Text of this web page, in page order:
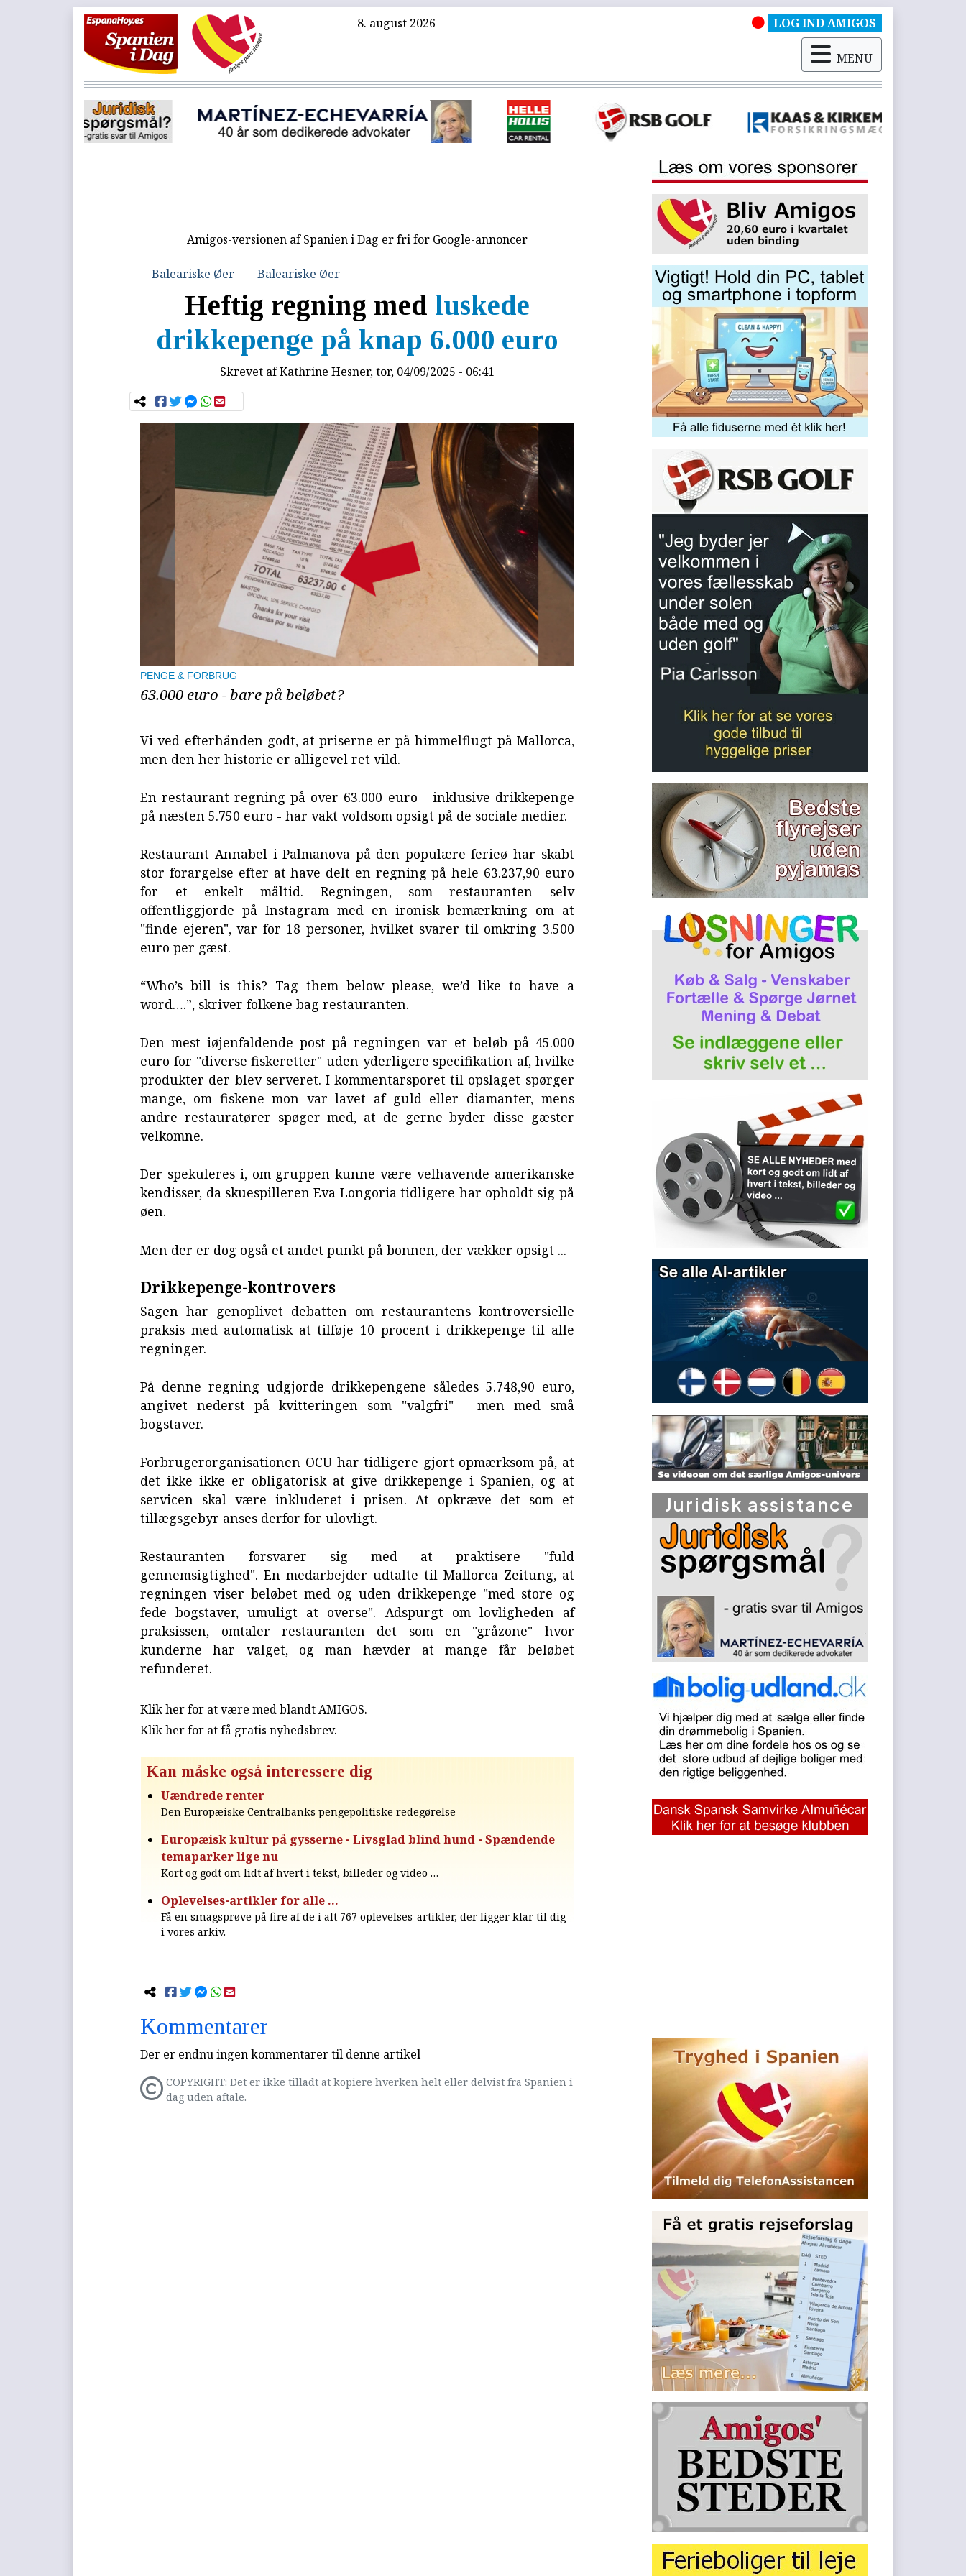
8. august 2026 LOG IND AMIGOS
MENU
Amigos-versionen af Spanien i Dag er fri for Google-annoncer
Baleariske Øer Baleariske Øer
Heftig regning med luskede
drikkepenge på knap 6.000 euro
Skrevet afKathrine Hesner, tor, 04/09/2025 - 06:41
PENGE & FORBRUG
63.000 euro - bare på beløbet?
Vi ved efterhånden godt, at priserne er på himmelflugt på Mallorca,
men den her historie er alligevel ret vild.
En restaurant-regning på over 63.000 euro - inklusive drikkepenge
på næsten 5.750 euro - har vakt voldsom opsigt på de sociale medier.
Restaurant Annabel i Palmanova på den populære ferieø har skabt
stor forargelse efter at have delt en regning på hele 63.237,90 euro
for et enkelt måltid. Regningen, som restauranten selv
offentliggjorde på Instagram med en ironisk bemærkning om at
"finde ejeren", var for 18 personer, hvilket svarer til omkring 3.500
euro per gæst.
“Who’s bill is this? Tag them below please, we’d like to have a
word….”, skriver folkene bag restauranten.
Den mest iøjenfaldende post på regningen var et beløb på 45.000
euro for "diverse fiskeretter" uden yderligere specifikation af, hvilke
produkter der blev serveret. I kommentarsporet til opslaget spørger
mange, om fiskene mon var lavet af guld eller diamanter, mens
andre restauratører spøger med, at de gerne byder disse gæster
velkomne.
Der spekuleres i, om gruppen kunne være velhavende amerikanske
kendisser, da skuespilleren Eva Longoria tidligere har opholdt sig på
øen.
Men der er dog også et andet punkt på bonnen, der vækker opsigt ...
Drikkepenge-kontrovers
Sagen har genoplivet debatten om restaurantens kontroversielle
praksis med automatisk at tilføje 10 procent i drikkepenge til alle
regninger.
På denne regning udgjorde drikkepengene således 5.748,90 euro,
angivet nederst på kvitteringen som "valgfri" - men med små
bogstaver.
Forbrugerorganisationen OCU har tidligere gjort opmærksom på, at
det ikke ikke er obligatorisk at give drikkepenge i Spanien, og at
servicen skal være inkluderet i prisen. At opkræve det som et
tillægsgebyr anses derfor for ulovligt.
Restauranten forsvarer sig med at praktisere "fuld
gennemsigtighed". En medarbejder udtalte til Mallorca Zeitung, at
regningen viser beløbet med og uden drikkepenge "med store og
fede bogstaver, umuligt at overse". Adspurgt om lovligheden af
praksissen, omtaler restauranten det som en "gråzone" hvor
kunderne har valget, og man hævder at mange får beløbet
refunderet.
Klik her for at være med blandt AMIGOS.
Klik her for at få gratis nyhedsbrev.
Kan måske også interessere dig
Uændrede renter
Den Europæiske Centralbanks pengepolitiske redegørelse
Europæisk kultur på gysserne - Livsglad blind hund - Spændende
temaparker lige nu
Kort og godt om lidt af hvert i tekst, billeder og video …
Oplevelses-artikler for alle …
Få en smagsprøve på fire af de i alt 767 oplevelses-artikler, der ligger klar til dig
i vores arkiv.
Kommentarer
Der er endnu ingen kommentarer til denne artikel
COPYRIGHT: Det er ikke tilladt at kopiere hverken helt eller delvist fra Spanien i
dag uden aftale.